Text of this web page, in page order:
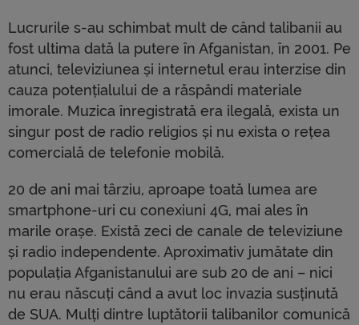
Lucrurile s-au schimbat mult de când talibanii au
fost ultima dată la putere în Afganistan, în 2001. Pe
atunci, televiziunea și internetul erau interzise din
cauza potențialului de a răspândi materiale
imorale. Muzica înregistrată era ilegală, exista un
singur post de radio religios și nu exista o rețea
comercială de telefonie mobilă.
20 de ani mai târziu, aproape toată lumea are
smartphone-uri cu conexiuni 4G, mai ales în
marile orașe. Există zeci de canale de televiziune
și radio independente. Aproximativ jumătate din
populația Afganistanului are sub 20 de ani – nici
nu erau născuți când a avut loc invazia susținută
de SUA. Mulți dintre luptătorii talibanilor comunică